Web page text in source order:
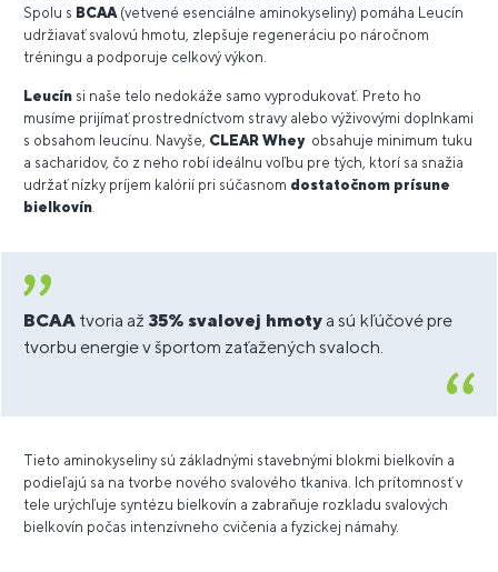
Spolu s BCAA (vetvené esenciálne aminokyseliny) pomáha Leucín
udržiavať svalovú hmotu, zlepšuje regeneráciu po náročnom
tréningu a podporuje celkový výkon.
Leucín si naše telo nedokáže samo vyprodukovať. Preto ho
musíme prijímať prostredníctvom stravy alebo výživovými doplnkami
s obsahom leucínu. Navyše, CLEAR Whey obsahuje minimum tuku
a sacharidov, čo z neho robí ideálnu voľbu pre tých, ktorí sa snažia
udržať nízky príjem kalórií pri súčasnom dostatočnom prísune
bielkovín
BCAA tvoria až 35% svalovej hmoty a sú kľúčové pre
tvorbu energie v športom zaťažených svaloch.
Tieto aminokyseliny sú základnými stavebnými blokmi bielkovín a
podieľajú sa na tvorbe nového svalového tkaniva. Ich prítomnosť v
tele urýchľuje syntézu bielkovín a zabraňuje rozkladu svalových
bielkovín počas intenzívneho cvičenia a fyzickej námahy.